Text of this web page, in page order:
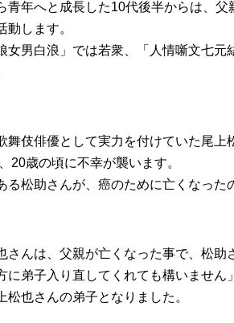
青年へと成長した10代後半からは、
動します。
女男白浪」では若衆、「人情噺文七
舞伎俳優として実力を付けていた尾上
20歳の頃に不幸が襲います。
る松助さんが、癌のために亡くなった
さんは、父親が亡くなった事で、松助
に弟子入り直してくれても構いませ
松也さんの弟子となりました。